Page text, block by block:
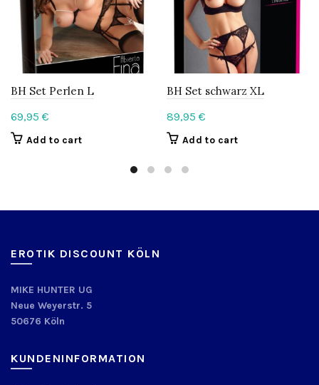
BH Set Perlen L
69,95 €
Add to cart
BH Set schwarz XL
89,95 €
Add to cart
EROTIK DISCOUNT KÖLN
MIKE HUNTER UG
Neue Weyerstr. 5
50676 Köln
KUNDENINFORMATION